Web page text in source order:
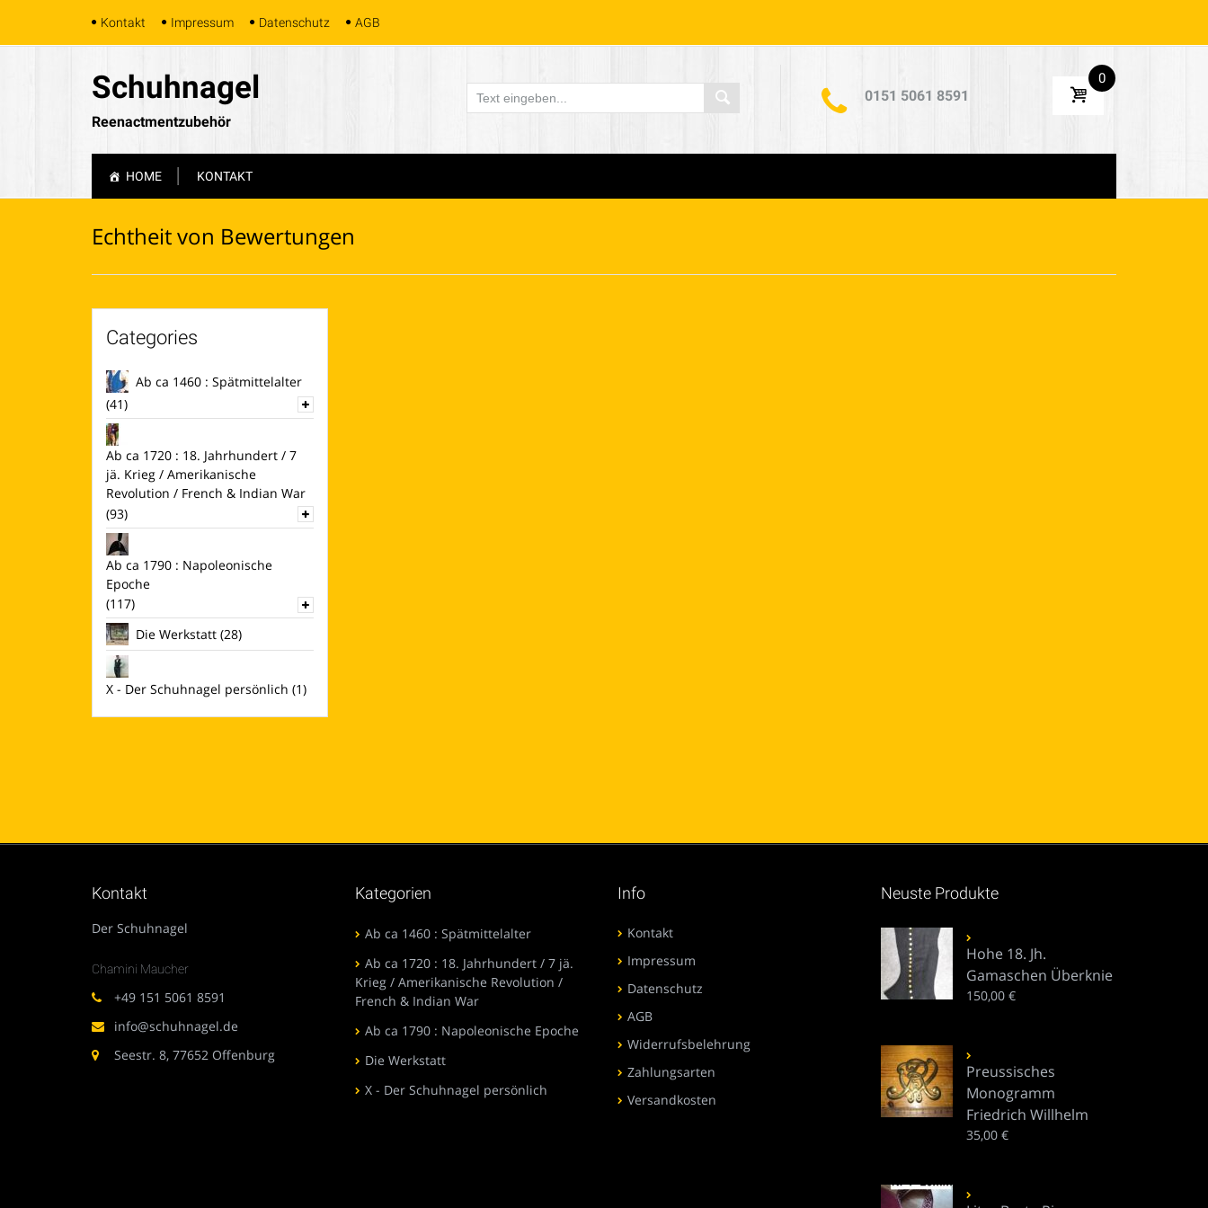
SkipKontakt Impressum Datenschutz AGB
Schuhnagel
Reenactmentzubehör
0151 5061 8591
0
content
HOME KONTAKT
Echtheit von Bewertungen
Categories
Ab ca 1460 : Spätmittelalter
(41)
Ab ca 1720 : 18. Jahrhundert / 7
jä. Krieg / Amerikanische
Revolution / French & Indian War
(93)
Ab ca 1790 : Napoleonische
Epoche
(117)
Die Werkstatt (28)
X - Der Schuhnagel persönlich (1)
Kontakt
Der Schuhnagel
Chamini Maucher
+49 151 5061 8591
info@schuhnagel.de
Seestr. 8, 77652 Offenburg
Kategorien
Ab ca 1460 : Spätmittelalter
Ab ca 1720 : 18. Jahrhundert / 7 jä.
Krieg / Amerikanische Revolution /
French & Indian War
Ab ca 1790 : Napoleonische Epoche
Die Werkstatt
X - Der Schuhnagel persönlich
Info
Kontakt
Impressum
Datenschutz
AGB
Widerrufsbelehrung
Zahlungsarten
Versandkosten
Neuste Produkte
Hohe 18. Jh.
Gamaschen Überknie
150,00 €
Preussisches
Monogramm
Friedrich Willhelm
35,00 €